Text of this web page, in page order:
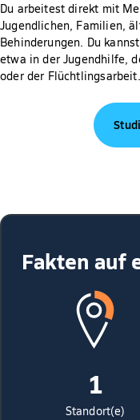
Du arbeitest direkt mit
Jugendlichen, Familien,
Behinderungen. Du
etwa in der Jugendhilfe,
oder der Flüchtlingsarbeit.
Fakten auf
1
Standort(e)